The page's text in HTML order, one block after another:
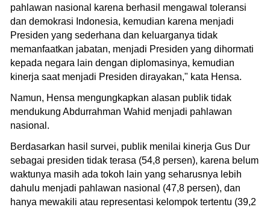
pahlawan nasional karena berhasil mengawal toleransi
dan demokrasi Indonesia, kemudian karena menjadi
Presiden yang sederhana dan keluarganya tidak
memanfaatkan jabatan, menjadi Presiden yang dihormati
kepada negara lain dengan diplomasinya, kemudian
kinerja saat menjadi Presiden dirayakan," kata Hensa.
Namun, Hensa mengungkapkan alasan publik tidak
mendukung Abdurrahman Wahid menjadi pahlawan
nasional.
Berdasarkan hasil survei, publik menilai kinerja Gus Dur
sebagai presiden tidak terasa (54,8 persen), karena belum
waktunya masih ada tokoh lain yang seharusnya lebih
dahulu menjadi pahlawan nasional (47,8 persen), dan
hanya mewakili atau representasi kelompok tertentu (39,2